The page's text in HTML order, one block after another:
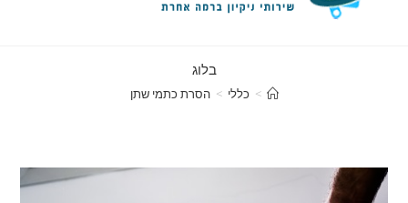
בלוג
> כללי > הסרת כתמי שתן